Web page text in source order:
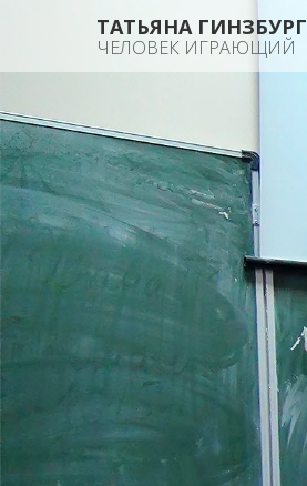
ТАТЬЯНА ГИНЗБУРГ
ЧЕЛОВЕК ИГРАЮЩИЙ